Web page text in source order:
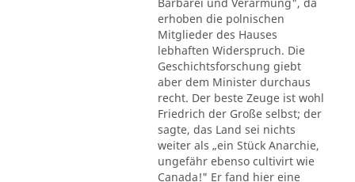
erhoben die polnischen
Mitglieder des Hauses
lebhaften Widerspruch. Die
Geschichtsforschung giebt
aber dem Minister durchaus
recht. Der beste Zeuge ist wohl
Friedrich der Große selbst; der
sagte, das Land sei nichts
weiter als „ein Stück Anarchie,
ungefähr ebenso cultivirt wie
Canada!" Er fand hier eine